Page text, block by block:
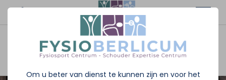
Om u beter van dienst te kunnen zijn en voor het
Afspraak maken